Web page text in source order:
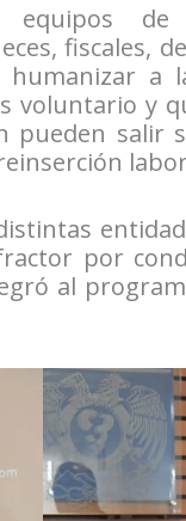
de
fiscales,
humanizar a
voluntario y
salir
por
al